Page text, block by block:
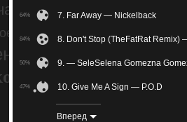
злость
беспокойное
64% 7. Far Away — Nickelback
84% 8. Don't Stop (TheFatRat Remix)
50% 9. — SeleSelena Gomezna
47% 10. Give Me A Sign — P.O.D
11. U Can't Touch This — MC
Вперед